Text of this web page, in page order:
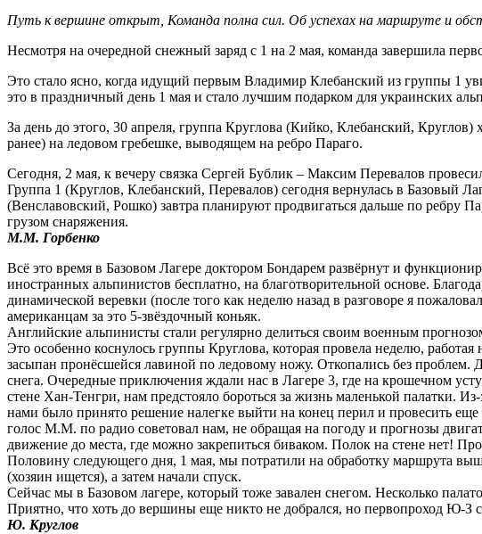
Путь к вершине открыт, Команда полна сил. Об успехах на маршруте и
Несмотря на очередной снежный заряд с 1 на 2 мая, команда завершила
Это стало ясно, когда идущий первым Владимир Клебанский из группы 1
это в праздничный день 1 мая и стало лучшим подарком для украинских
За день до этого, 30 апреля, группа Круглова (Кийко, Клебанский,
ранее) на ледовом гребешке, выводящем на ребро Параго.
Сегодня, 2 мая, к вечеру связка Сергей Бублик – Максим Перевалов
Группа 1 (Круглов, Клебанский, Перевалов) сегодня вернулась в Базовый
(Венславовский, Рошко) завтра планируют продвигаться дальше по ребру
грузом снаряжения.
М.М. Горбенко
Всё это время в Базовом Лагере доктором Бондарем развёрнут и
иностранных альпинистов бесплатно, на благотворительной основе.
динамической веревки (после того как неделю назад в разговоре я
американцам за это 5-звёздочный коньяк.
Английские альпинисты стали регулярно делиться своим военным
Это особенно коснулось группы Круглова, которая провела неделю,
засыпан пронёсшейся лавиной по ледовому ножу. Откопались без
снега. Очередные приключения ждали нас в Лагере 3, где на крошечном
стене Хан-Тенгри, нам предстояло бороться за жизнь маленькой палатки.
нами было принято решение налегке выйти на конец перил и провесить
голос М.М. по радио советовал нам, не обращая на погоду и прогнозы
движение до места, где можно закрепиться биваком. Полок на стене нет!
Половину следующего дня, 1 мая, мы потратили на обработку маршрута
(хозяин ищется), а затем начали спуск.
Сейчас мы в Базовом лагере, который тоже завален снегом. Несколько
Приятно, что хоть до вершины еще никто не добрался, но первопроход Ю-З
Ю. Круглов